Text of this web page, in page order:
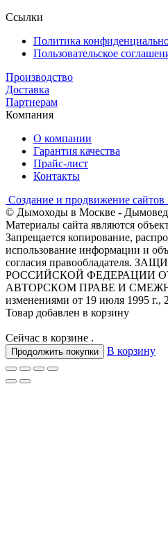
Ссылки
Политика
Пользовательское
Производство
Доставка
Партнерам
Компания
О компании
Гарантия качества
Прайс-лист
Контакты
Создание и продвижение сайтов
© Дымоходы в Москве -
Материалы сайта являются
Запрещается копирование,
использование информации и
согласия правообладателя.
РОССИЙСКОЙ ФЕДЕРАЦИИ ОТ
АВТОРСКОМ ПРАВЕ И
изменениями от 19 июля 1995 г.,
Товар добавлен в корзину
Сейчас в корзине .
Продолжить покупки В корзину